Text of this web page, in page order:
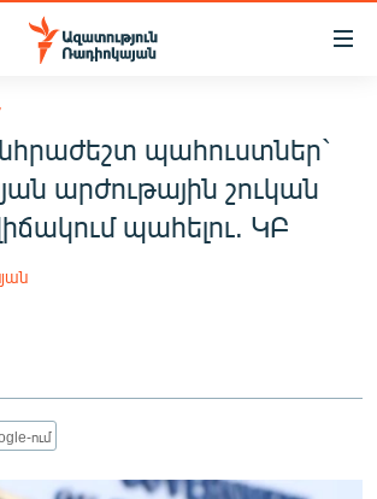
պահուստներ`
արժութային շուկան
պահելու. ԿԲ
ում